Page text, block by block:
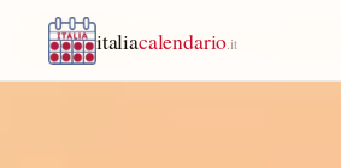
italiacalendario .it